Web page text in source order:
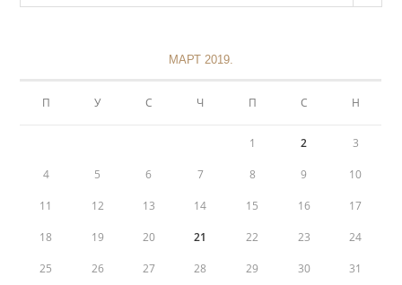
МАРТ 2019.
П У С Ч П С Н
1 2 3
4 5 6 7 8 9 10
11 12 13 14 15 16 17
18 19 20 21 22 23 24
25 26 27 28 29 30 31